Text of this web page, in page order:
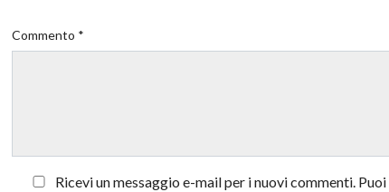
Commento *
Ricevi un messaggio e-mail per i nuovi commenti. Puoi